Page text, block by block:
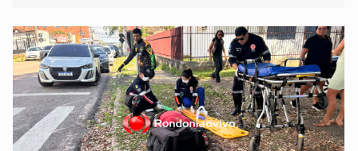
remover as contas